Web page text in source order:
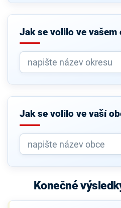
Jak se volilo ve vašem
Jak se volilo ve vaší
Konečné